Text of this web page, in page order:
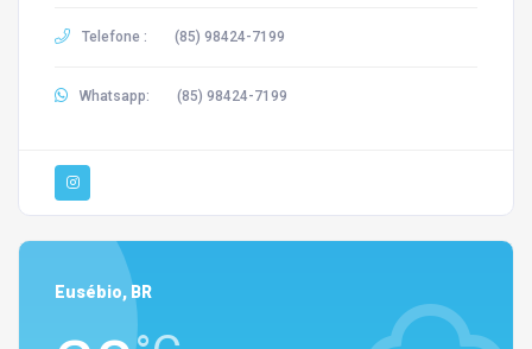
Telefone : (85) 98424-7199
Whatsapp: (85) 98424-7199
Eusébio, BR